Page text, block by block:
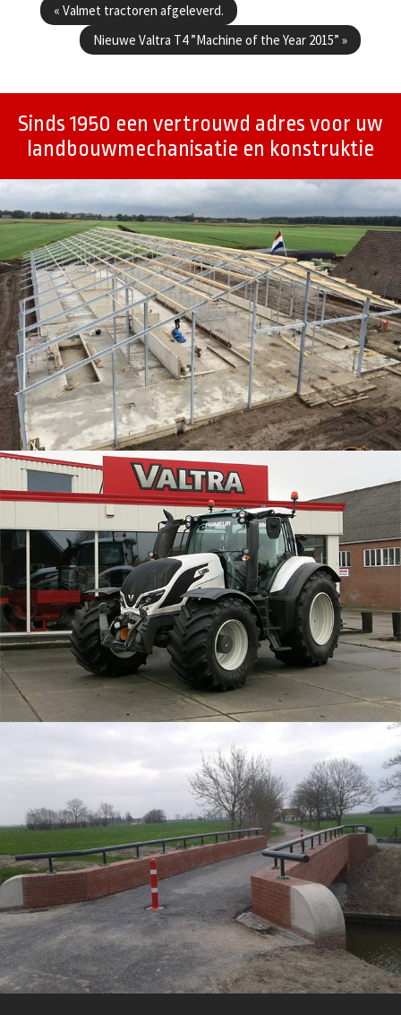
« Valmet tractoren afgeleverd.
Nieuwe Valtra T4 ”Machine of the Year 2015” »
Sinds 1950 een vertrouwd adres voor uw
landbouwmechanisatie en konstruktie